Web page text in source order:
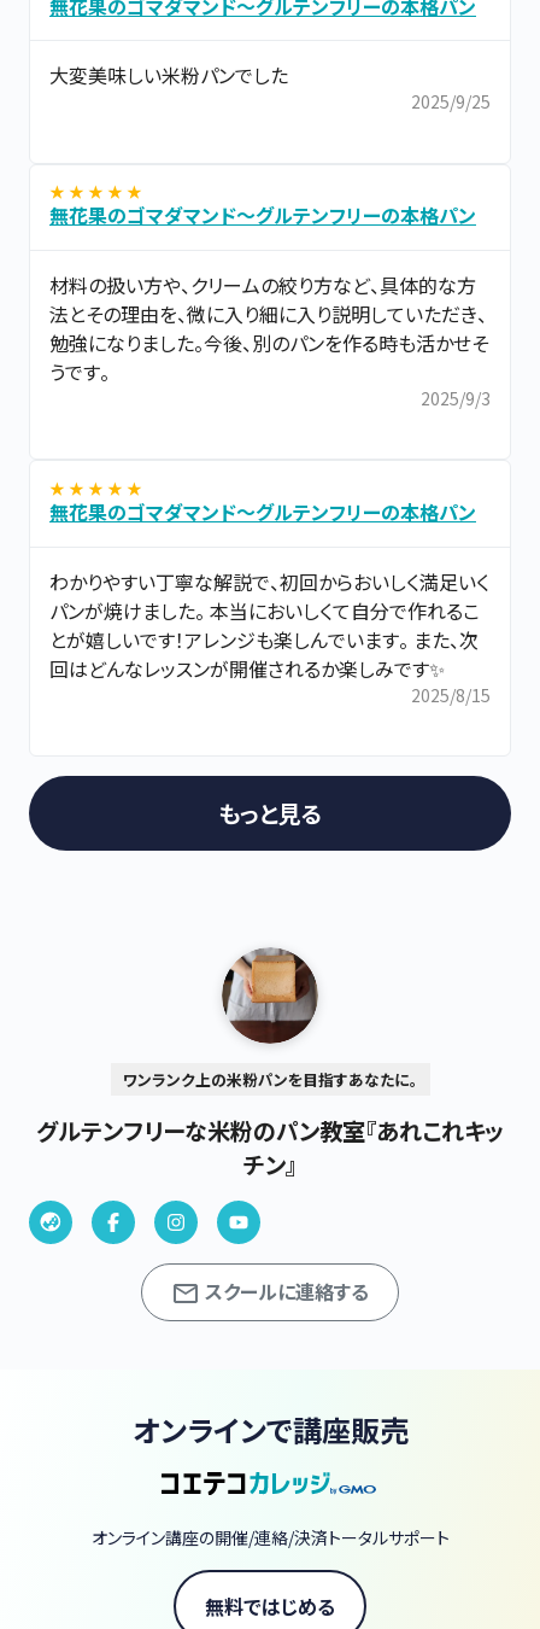
大変美味しい米粉パンでした
2025/9/25
★ ★ ★ ★ ★
無花果のゴマダマンド～グルテンフリーの本格パン
材料の扱い方や、クリームの絞り方など、具体的な方
法とその理由を、微に入り細に入り説明していただき、
勉強になりました。今後、別のパンを作る時も活かせそ
うです。
2025/9/3
★ ★ ★ ★ ★
無花果のゴマダマンド～グルテンフリーの本格パン
わかりやすい丁寧な解説で、初回からおいしく満足いく
パンが焼けました。 本当においしくて自分で作れるこ
とが嬉しいです！アレンジも楽しんでいます。 また、次
回はどんなレッスンが開催されるか楽しみです✨
2025/8/15
もっと見る
ワンランク上の米粉パンを目指すあなたに。
グルテンフリーな米粉のパン教室『あれこれキッ
チン』
スクールに連絡する
オンラインで講座販売
オンライン講座の開催/連絡/決済トータルサポート
無料ではじめる